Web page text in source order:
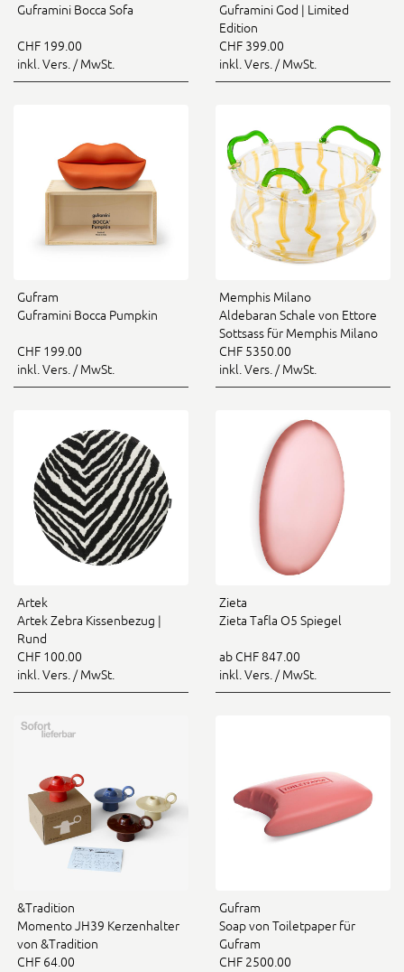
Guframini Bocca Sofa
CHF 199.00
inkl. Vers. / MwSt.
Guframini God | Limited
Edition
CHF 399.00
inkl. Vers. / MwSt.
Gufram
Guframini Bocca Pumpkin
CHF 199.00
inkl. Vers. / MwSt.
Memphis Milano
Aldebaran Schale von Ettore
Sottsass für Memphis Milano
CHF 5350.00
inkl. Vers. / MwSt.
Artek
Artek Zebra Kissenbezug |
Rund
CHF 100.00
inkl. Vers. / MwSt.
Zieta
Zieta Tafla O5 Spiegel
ab CHF 847.00
inkl. Vers. / MwSt.
&Tradition
Momento JH39 Kerzenhalter
von &Tradition
CHF 64.00
Gufram
Soap von Toiletpaper für
Gufram
CHF 2500.00